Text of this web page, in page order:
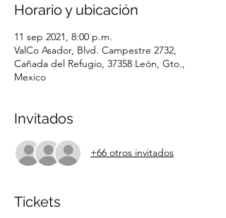
Horario y ubicación
11 sep 2021, 8:00 p.m.
ValCo Asador, Blvd. Campestre 2732,
Cañada del Refugio, 37358 León, Gto.,
Mexico
Invitados
+66 otros invitados
Tickets